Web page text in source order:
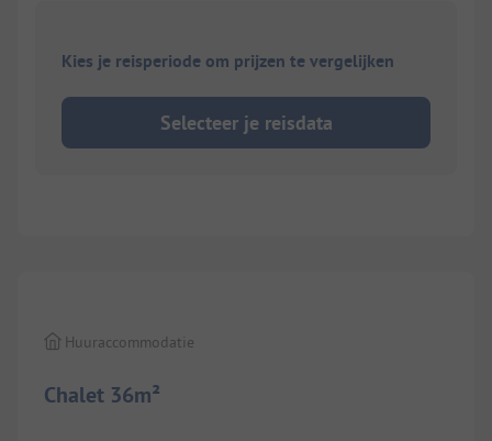
Kies je reisperiode om prijzen te vergelijken
Selecteer je reisdata
Chalet 36m²
Huuraccommodatie